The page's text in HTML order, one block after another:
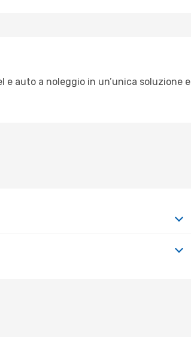
auto a noleggio in un’unica soluzione e